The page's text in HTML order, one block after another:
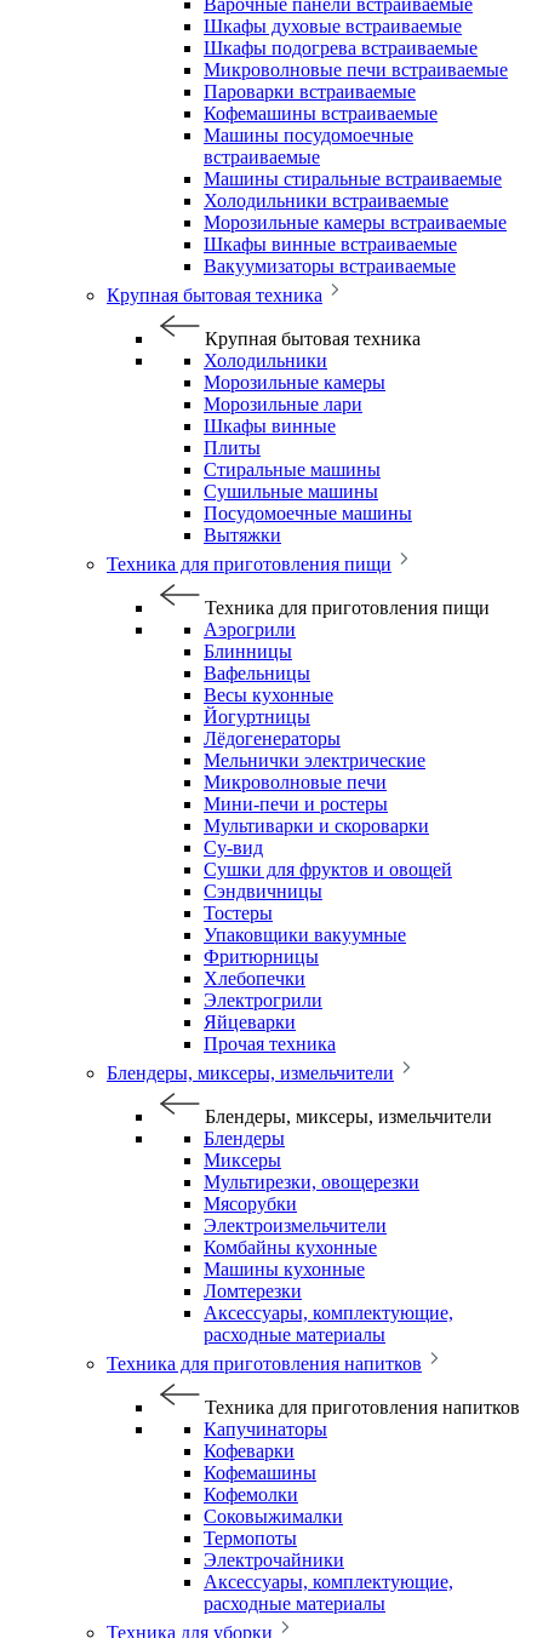
Варочные панели встраиваемые
Шкафы духовые встраиваемые
Шкафы подогрева встраиваемые
Микроволновые печи встраиваемые
Пароварки встраиваемые
Кофемашины встраиваемые
Машины посудомоечные
встраиваемые
Машины стиральные встраиваемые
Холодильники встраиваемые
Морозильные камеры встраиваемые
Шкафы винные встраиваемые
Вакуумизаторы встраиваемые
Крупная бытовая техника
Крупная бытовая техника
Холодильники
Морозильные камеры
Морозильные лари
Шкафы винные
Плиты
Стиральные машины
Сушильные машины
Посудомоечные машины
Вытяжки
Техника для приготовления пищи
Техника для приготовления пищи
Аэрогрили
Блинницы
Вафельницы
Весы кухонные
Йогуртницы
Лёдогенераторы
Мельнички электрические
Микроволновые печи
Мини-печи и ростеры
Мультиварки и скороварки
Су-вид
Сушки для фруктов и овощей
Сэндвичницы
Тостеры
Упаковщики вакуумные
Фритюрницы
Хлебопечки
Электрогрили
Яйцеварки
Прочая техника
Блендеры, миксеры, измельчители
Блендеры, миксеры, измельчители
Блендеры
Миксеры
Мультирезки, овощерезки
Мясорубки
Электроизмельчители
Комбайны кухонные
Машины кухонные
Ломтерезки
Аксессуары, комплектующие,
расходные материалы
Техника для приготовления напитков
Техника для приготовления напитков
Капучинаторы
Кофеварки
Кофемашины
Кофемолки
Соковыжималки
Термопоты
Электрочайники
Аксессуары, комплектующие,
расходные материалы
Техника для уборки